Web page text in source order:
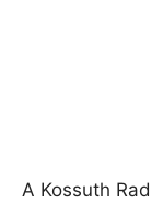
A Kossuth